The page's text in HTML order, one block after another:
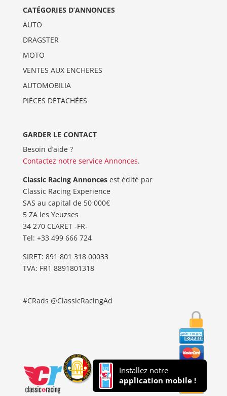
CATÉGORIES D’ANNONCES
AUTO
DRAGSTER
MOTO
VENTES AUX ENCHERES
AUTOMOBILIA
PIÈCES DÉTACHÉES
GARDER LE CONTACT
Besoin d’aide ?
Contactez notre service Annonces.
Classic Racing Annoncesest édité par
Classic Racing Experience
SAS au capital de 50 000€
5 ZA les Yeuzses
34 270 CLARET -FR-
Tel: ‭+33 499 666 724‬
SIRET: 891 801 318 00033
TVA: FR1 8891801318
#CRads @ClassicRacingAd
Installez notre
application mobile !